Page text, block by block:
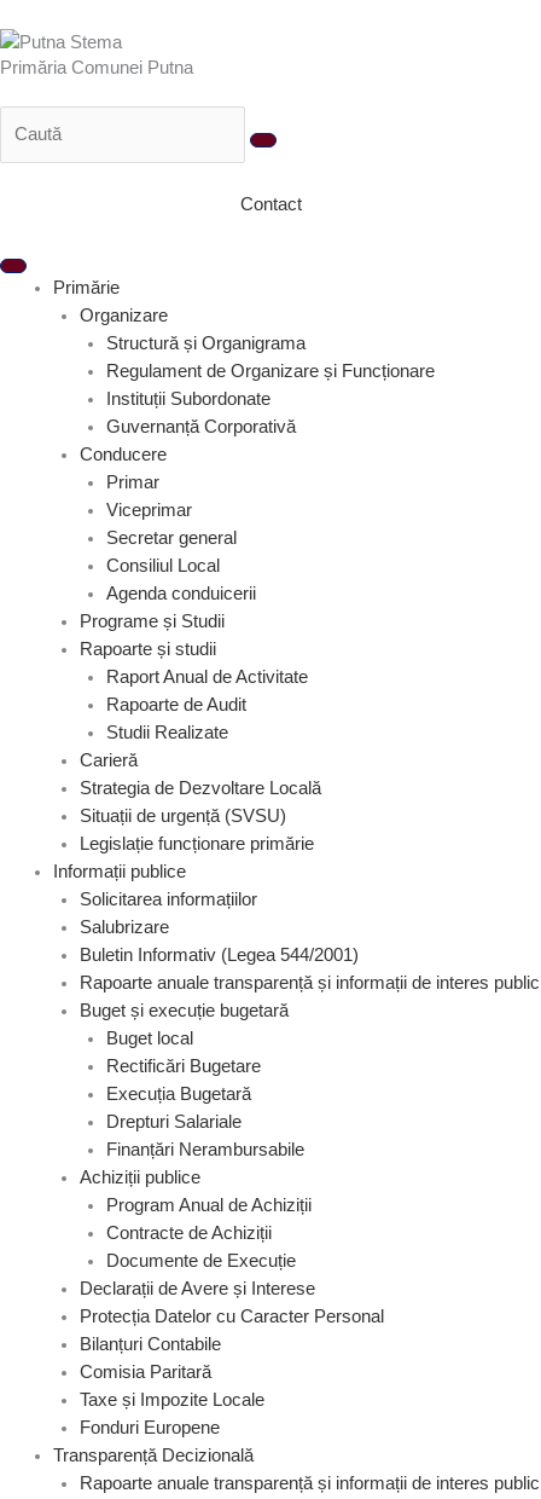
la
conținut
Primăria Comunei Putna
Contact
Primărie
Organizare
Structură și Organigrama
Regulament de Organizare și Funcționare
Instituții Subordonate
Guvernanță Corporativă
Conducere
Primar
Viceprimar
Secretar general
Consiliul Local
Agenda conduicerii
Programe și Studii
Rapoarte și studii
Raport Anual de Activitate
Rapoarte de Audit
Studii Realizate
Carieră
Strategia de Dezvoltare Locală
Situații de urgență (SVSU)
Legislație funcționare primărie
Informații publice
Solicitarea informațiilor
Salubrizare
Buletin Informativ (Legea 544/2001)
Rapoarte anuale transparență și informații de interes public
Buget și execuție bugetară
Buget local
Rectificări Bugetare
Execuția Bugetară
Drepturi Salariale
Finanțări Nerambursabile
Achiziții publice
Program Anual de Achiziții
Contracte de Achiziții
Documente de Execuție
Declarații de Avere și Interese
Protecția Datelor cu Caracter Personal
Bilanțuri Contabile
Comisia Paritară
Taxe și Impozite Locale
Fonduri Europene
Transparență Decizională
Rapoarte anuale transparență și informații de interes public